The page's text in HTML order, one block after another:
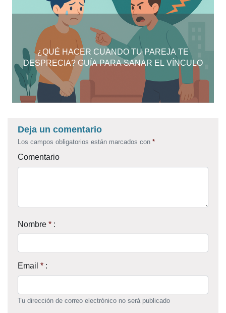
¿QUÉ HACER CUANDO TU PAREJA TE
DESPRECIA? GUÍA PARA SANAR EL VÍNCULO
Deja un comentario
Los campos obligatorios están marcados con *
Comentario
Nombre * :
Email * :
Tu dirección de correo electrónico no será publicado